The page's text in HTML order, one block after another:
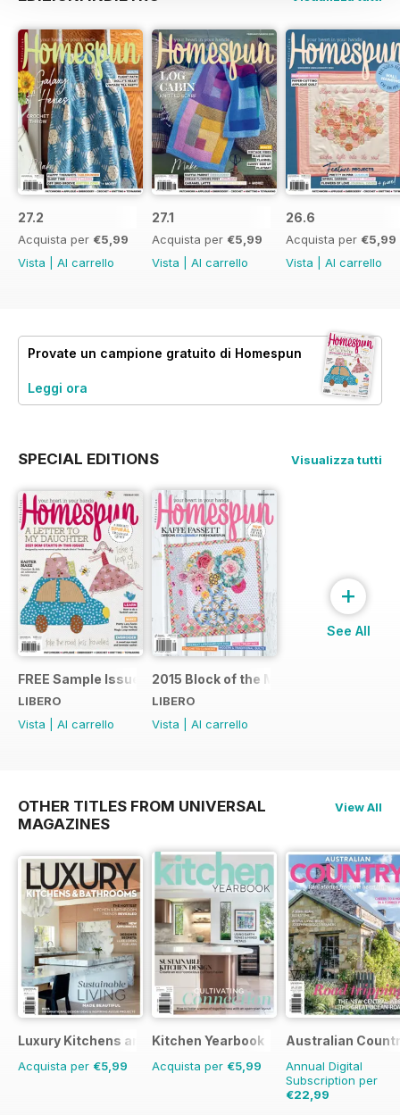
27.2
Acquista per €5,99
Vista
Al carrello
27.1
Acquista per €5,99
Vista
Al carrello
26.6
Acquista per €5,99
Vista
Al carrello
Provate un campione gratuito di Homespun
Leggi ora
SPECIAL EDITIONS Visualizza tutti
FREE Sample Issue
LIBERO
Vista
Al carrello
2015 Block of the Month Sneak Peek
LIBERO
Vista
Al carrello
+
See All
OTHER TITLES FROM UNIVERSAL
MAGAZINES
View All
Luxury Kitchens and Bathrooms
Acquista per €5,99
Kitchen Yearbook
Acquista per €5,99
Australian
Annual Digital
Subscription per
€22,99